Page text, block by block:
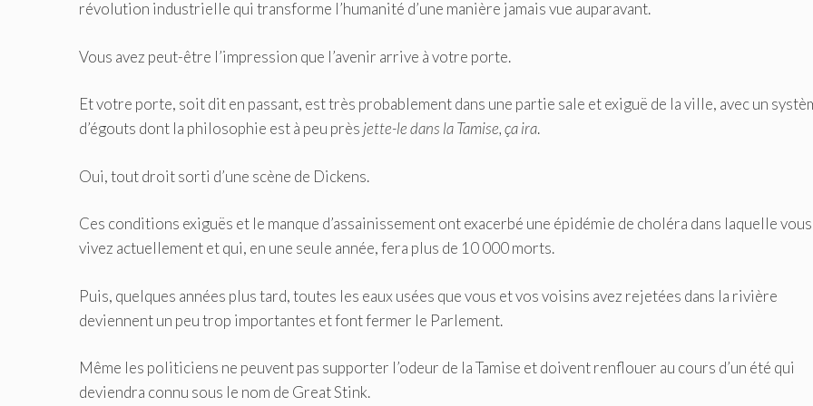
révolution industrielle qui transforme l’humanité d’une manière jamais vue auparavant.
Vous avez peut-être l’impression que l’avenir arrive à votre porte.
Et votre porte, soit dit en passant, est très probablement dans une partie sale et exiguë de la ville, avec un
d’égouts dont la philosophie est à peu près jette-le dans la Tamise, ça ira.
Oui, tout droit sorti d’une scène de Dickens.
Ces conditions exiguës et le manque d’assainissement ont exacerbé une épidémie de choléra dans laquelle vous
vivez actuellement et qui, en une seule année, fera plus de 10 000 morts.
Puis, quelques années plus tard, toutes les eaux usées que vous et vos voisins avez rejetées dans la rivière
deviennent un peu trop importantes et font fermer le Parlement.
Même les politiciens ne peuvent pas supporter l’odeur de la Tamise et doivent renflouer au cours d’un été qui
deviendra connu sous le nom de Great Stink.